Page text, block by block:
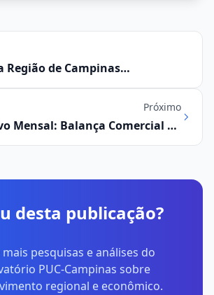
Região de Campinas
31 (26/07 a 01/08)
Próximo
Mensal: Balança Comercial da
Metropolitana de Campinas
desta publicação?
pesquisas e análises do
PUC-Campinas sobre
regional e econômico.